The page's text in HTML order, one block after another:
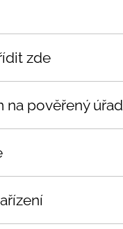
zde
na pověřený úřad